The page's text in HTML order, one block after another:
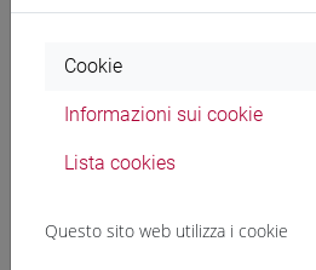
ESERCITAZIONI
MOD. 1D
GIAPPONESE 2
GIAPPONESE 2
Cookie
Informazioni sui cookie
Lista cookies
Questo sito web utilizza i cookie